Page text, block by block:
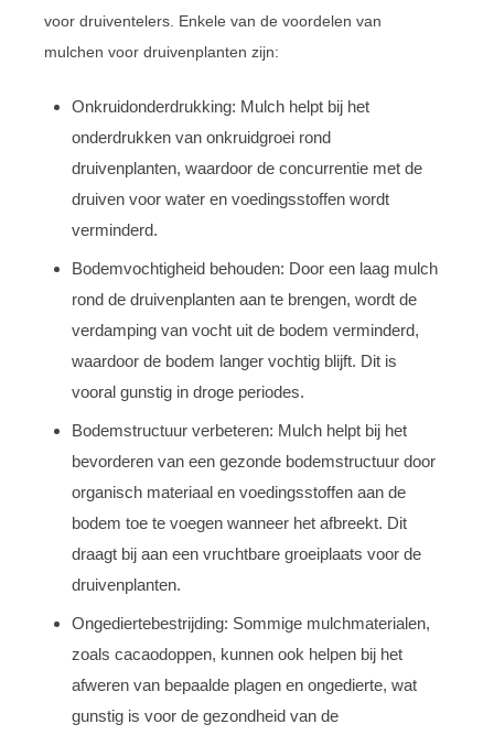
voor druiventelers. Enkele van de voordelen van
mulchen voor druivenplanten zijn:
Onkruidonderdrukking: Mulch helpt bij het
onderdrukken van onkruidgroei rond
druivenplanten, waardoor de concurrentie met de
druiven voor water en voedingsstoffen wordt
verminderd.
Bodemvochtigheid behouden: Door een laag mulch
rond de druivenplanten aan te brengen, wordt de
verdamping van vocht uit de bodem verminderd,
waardoor de bodem langer vochtig blijft. Dit is
vooral gunstig in droge periodes.
Bodemstructuur verbeteren: Mulch helpt bij het
bevorderen van een gezonde bodemstructuur door
organisch materiaal en voedingsstoffen aan de
bodem toe te voegen wanneer het afbreekt. Dit
draagt bij aan een vruchtbare groeiplaats voor de
druivenplanten.
Ongediertebestrijding: Sommige mulchmaterialen,
zoals cacaodoppen, kunnen ook helpen bij het
afweren van bepaalde plagen en ongedierte, wat
gunstig is voor de gezondheid van de